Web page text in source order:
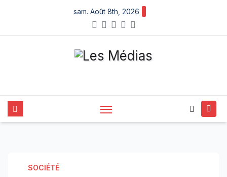
content
sam. Août 8th, 2026
SOCIÉTÉ